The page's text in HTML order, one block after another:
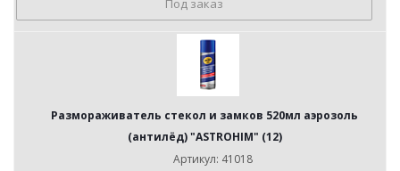
Под заказ
Размораживатель стекол и замков 520мл аэрозоль
(антилёд) "ASTROHIM" (12)
Артикул: 41018